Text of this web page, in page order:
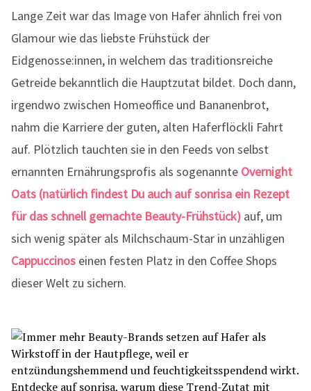
Lange Zeit war das Image von Hafer ähnlich frei von
Glamour wie das liebste Frühstück der
Eidgenosse:innen, in welchem das traditionsreiche
Getreide bekanntlich die Hauptzutat bildet. Doch dann,
irgendwo zwischen Homeoffice und Bananenbrot,
nahm die Karriere der guten, alten Haferflöckli Fahrt
auf. Plötzlich tauchten sie in den Feeds von selbst
ernannten Ernährungsprofis als sogenannte Overnight
Oats (natürlich findest Du auch auf sonrisa ein Rezept
für das schnell gemachte Beauty-Frühstück) auf, um
sich wenig später als Milchschaum-Star in unzähligen
Cappuccinos einen festen Platz in den Coffee Shops
dieser Welt zu sichern.